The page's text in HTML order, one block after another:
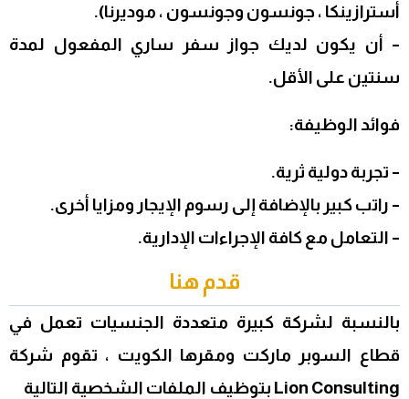
أسترازينكا ، جونسون وجونسون ، موديرنا).
– أن يكون لديك جواز سفر ساري المفعول لمدة
سنتين على الأقل.
فوائد الوظيفة:
– تجربة دولية ثرية.
– راتب كبير بالإضافة إلى رسوم الإيجار ومزايا أخرى.
– التعامل مع كافة الإجراءات الإدارية.
قدم هنا
بالنسبة لشركة كبيرة متعددة الجنسيات تعمل في
قطاع السوبر ماركت ومقرها الكويت ، تقوم شركة
Lion Consulting بتوظيف الملفات الشخصية التالية